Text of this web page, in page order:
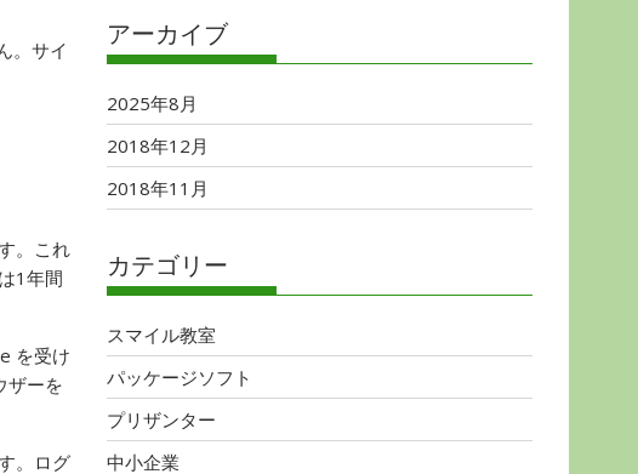
。サイ
。これ
1年間
を受け
ザーを
。ログ
アーカイブ
2025年8月
2018年12月
2018年11月
カテゴリー
スマイル教室
パッケージソフト
プリザンター
中小企業